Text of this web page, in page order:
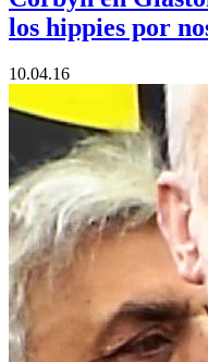
los hippies por
10.04.16